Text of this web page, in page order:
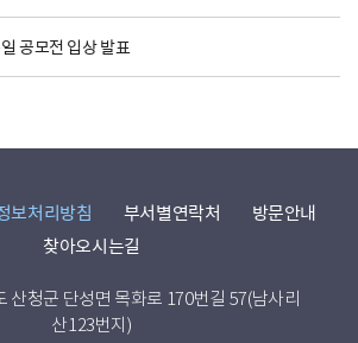
공모전 입상 발표
보처리방침 부서별연락처
방문안내
찾아오시는길
산청군 단성면 목화로 170번길 57(남사리
산123번지)